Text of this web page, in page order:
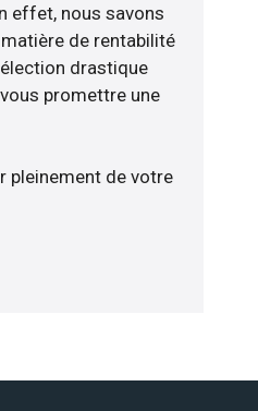
effet, nous savons
de rentabilité
drastique
promettre une
pleinement de votre